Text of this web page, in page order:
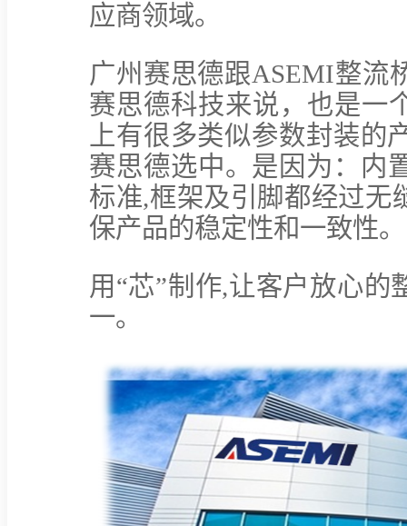
应商领域。
广州赛思德跟ASEMI整流
赛思德科技来说，也是一
上有很多类似参数封装的
赛思德选中。是因为：内
标准,框架及引脚都经过无
保产品的稳定性和一致性。
用“芯”制作,让客户放心
一。